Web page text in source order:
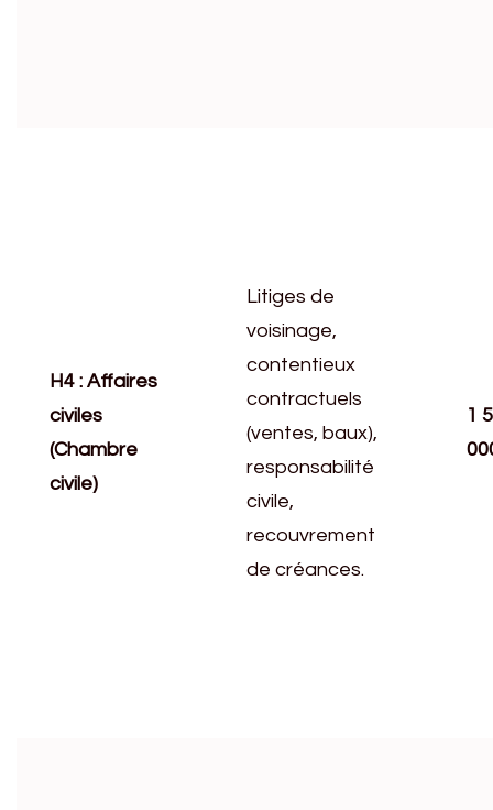
H4 : Affaires
civiles
(Chambre
civile)
Litiges de
voisinage,
contentieux
contractuels
(ventes, baux),
responsabilité
civile,
recouvrement
de créances.
1